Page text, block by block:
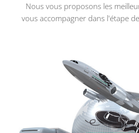
Nous vous proposons les
vous accompagner dans l'étape de